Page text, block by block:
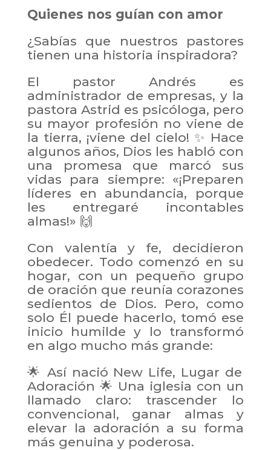
Quienes nos guían con amor
¿Sabías que nuestros pastores
tienen una historia inspiradora?
El pastor Andrés es
administrador de empresas, y la
pastora Astrid es psicóloga, pero
su mayor profesión no viene de
la tierra, ¡viene del cielo! ✨ Hace
algunos años, Dios les habló con
una promesa que marcó sus
vidas para siempre: «¡Preparen
líderes en abundancia, porque
les entregaré incontables
almas!» 🙌
Con valentía y fe, decidieron
obedecer. Todo comenzó en su
hogar, con un pequeño grupo
de oración que reunía corazones
sedientos de Dios. Pero, como
solo Él puede hacerlo, tomó ese
inicio humilde y lo transformó
en algo mucho más grande:
🌟 Así nació New Life, Lugar de
Adoración 🌟 Una iglesia con un
llamado claro: trascender lo
convencional, ganar almas y
elevar la adoración a su forma
más genuina y poderosa.